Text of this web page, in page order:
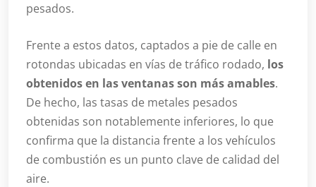
pesados.
Frente a estos datos, captados a pie de calle en
rotondas ubicadas en vías de tráfico rodado, los
obtenidos en las ventanas son más amables.
De hecho, las tasas de metales pesados
obtenidas son notablemente inferiores, lo que
confirma que la distancia frente a los vehículos
de combustión es un punto clave de calidad del
aire.